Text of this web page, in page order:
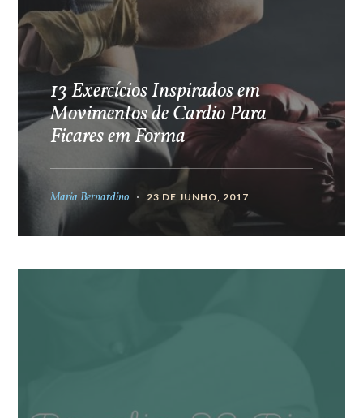
13 Exercícios Inspirados em
Movimentos de Cardio Para
Ficares em Forma
Maria Bernardino 23 DE JUNHO, 2017